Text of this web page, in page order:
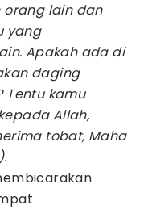
lain dan
yang
Apakah ada di
daging
Tentu kamu
Allah,
tobat, Maha